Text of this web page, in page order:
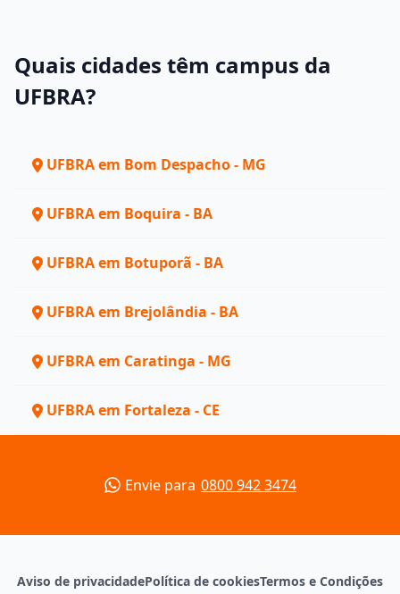
Quais cidades têm campus da
UFBRA?
UFBRA em Bom Despacho - MG
UFBRA em Boquira - BA
UFBRA em Botuporã - BA
UFBRA em Brejolândia - BA
UFBRA em Caratinga - MG
UFBRA em Fortaleza - CE
Envie para 0800 942 3474
Aviso de privacidadePolítica de cookiesTermos e Condições